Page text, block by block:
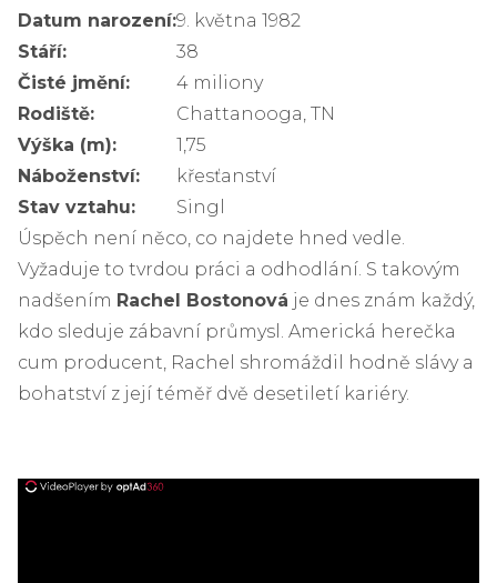
Datum narození:9. května 1982
Stáří:
38
Čisté jmění:
4 miliony
Rodiště:
Chattanooga, TN
Výška (m):
1,75
Náboženství:
křesťanství
Stav vztahu:
Singl
Úspěch není něco, co najdete hned vedle.
Vyžaduje to tvrdou práci a odhodlání. S takovým
nadšením Rachel Bostonová je dnes znám každý,
kdo sleduje zábavní průmysl. Americká herečka
cum producent, Rachel shromáždil hodně slávy a
bohatství z její téměř dvě desetiletí kariéry.